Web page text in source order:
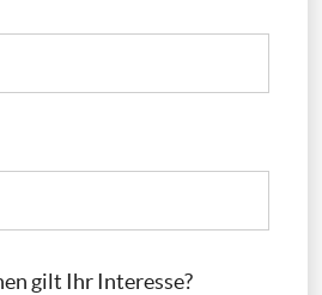
gilt Ihr Interesse?